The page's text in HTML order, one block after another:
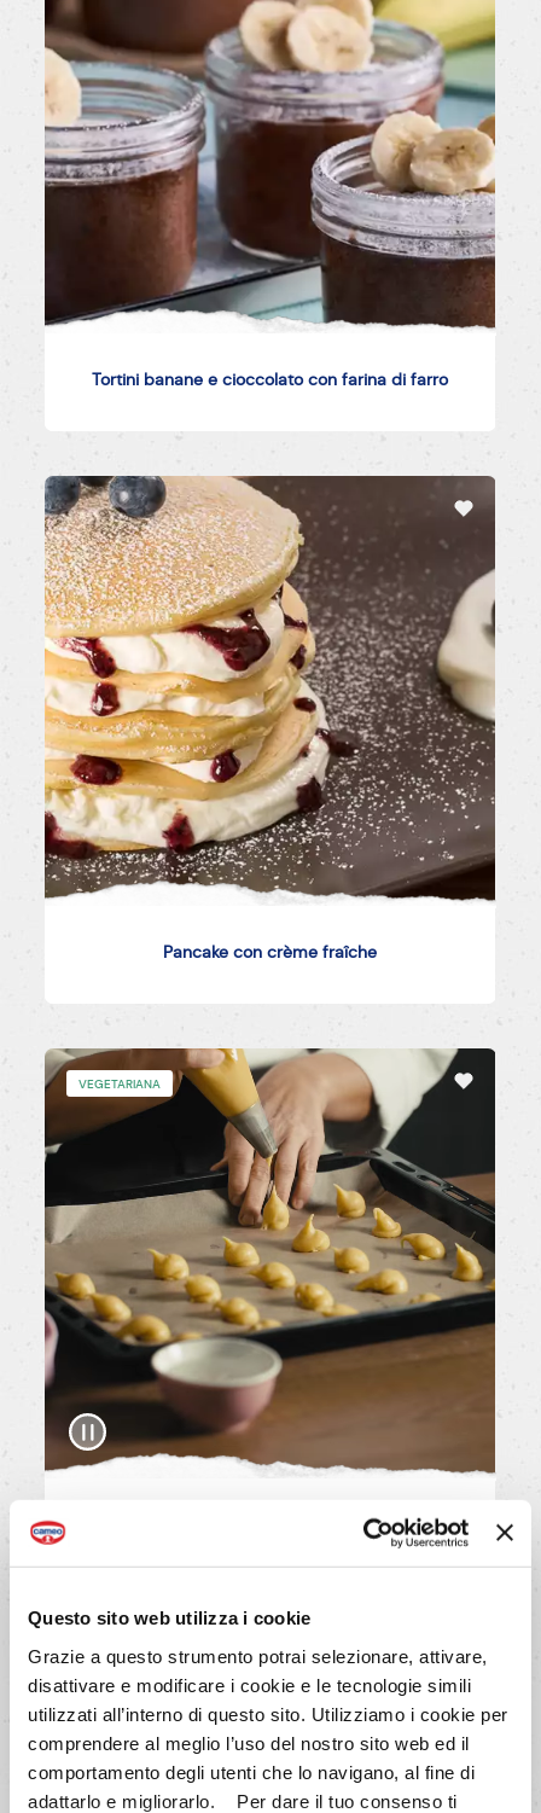
Questo sito web utilizza i cookie
Grazie a questo strumento potrai selezionare, attivare,
disattivare e modificare i cookie e le tecnologie simili
utilizzati all’interno di questo sito. Utilizziamo i cookie per
comprendere al meglio l’uso del nostro sito web ed il
comportamento degli utenti che lo navigano, al fine di
adattarlo e migliorarlo. Per dare il tuo consenso ti
Tortini banane e cioccolato con farina di farro
Pancake con crème fraîche
VEGETARIANA